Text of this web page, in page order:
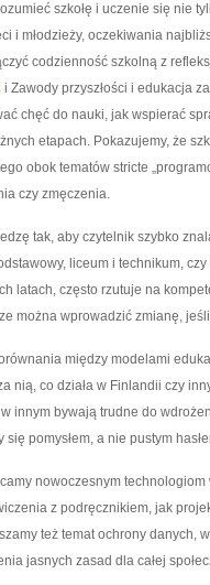
szkołę i uczenie się nie
i młodzieży, oczekiwania
codzienność szkolną z
i Zawody przyszłości i edukacja
chęć do nauki, jak wspierać
etapach. Pokazujemy, że
obok tematów stricte
czy zmęczenia.
tak, aby czytelnik szybko
liceum i technikum,
latach, często rzutuje na
można wprowadzić zmianę,
między modelami
nią, co działa w Finlandii czy
innym bywają trudne do
się pomysłem, a nie pustym
nowoczesnym
z podręcznikiem, jak
też temat ochrony danych,
jasnych zasad dla całej